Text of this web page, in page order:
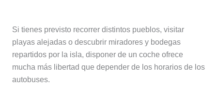
Si tienes previsto recorrer distintos pueblos, visitar
playas alejadas o descubrir miradores y bodegas
repartidos por la isla, disponer de un coche ofrece
mucha más libertad que depender de los horarios de los
autobuses.